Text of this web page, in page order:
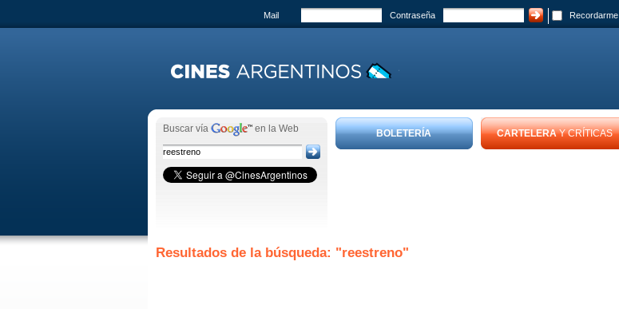
Mail Contraseña Recordarme
Buscar vía en la Web BOLETERÍA CARTELERAY CRÍTICAS
Resultados de la búsqueda: "reestreno"